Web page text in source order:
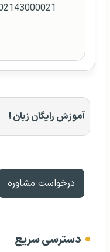
آموزش رایگان زبان !
درخواست مشاوره
دسترسی سریع